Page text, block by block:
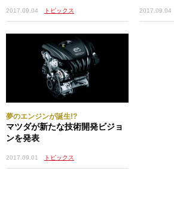
2017.09.04 トピックス 2017.09.04
夢のエンジンが誕生!?
マツダが新たな技術開発ビジョ
ンを発表
2017.09.01 トピックス